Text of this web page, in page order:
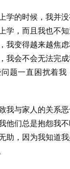
学的时候，我并
学，而且我也不
我变得越来越焦
我会不会无法完
题一直困扰着我
我与家人的关系
他们总是抱怨我
助，因为我知道